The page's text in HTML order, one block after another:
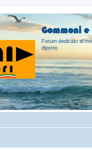
Gommoni
Forum dedicato al
diporto.